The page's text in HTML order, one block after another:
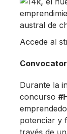
Accede al
Durante la
concurso
potenciar y
través de